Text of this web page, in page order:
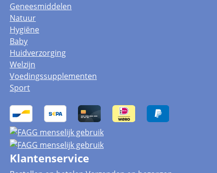
Geneesmiddelen
Natuur
Hygiëne
Baby
Huidverzorging
Welzijn
Voedingssupplementen
Sport
Klantenservice